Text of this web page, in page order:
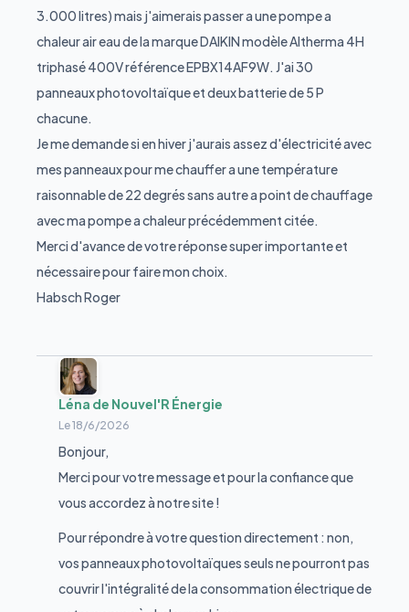
3.000 litres) mais j'aimerais passer a une pompe a
chaleur air eau de la marque DAIKIN modèle Altherma 4H
triphasé 400V référence EPBX14AF9W. J'ai 30
panneaux photovoltaïque et deux batterie de 5 P
chacune.
Je me demande si en hiver j'aurais assez d'électricité avec
mes panneaux pour me chauffer a une température
raisonnable de 22 degrés sans autre a point de chauffage
avec ma pompe a chaleur précédemment citée.
Merci d'avance de votre réponse super importante et
nécessaire pour faire mon choix.
Habsch Roger
Léna de Nouvel'R Énergie
Le18/6/2026
Bonjour,
Merci pour votre message et pour la confiance que
vous accordez à notre site !
Pour répondre à votre question directement : non,
vos panneaux photovoltaïques seuls ne pourront pas
couvrir l'intégralité de la consommation électrique de